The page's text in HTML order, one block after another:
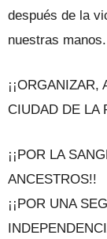
después de la
nuestras manos.
CIUDAD DE LA
¡¡POR LA
ANCESTROS!!
¡¡POR UNA